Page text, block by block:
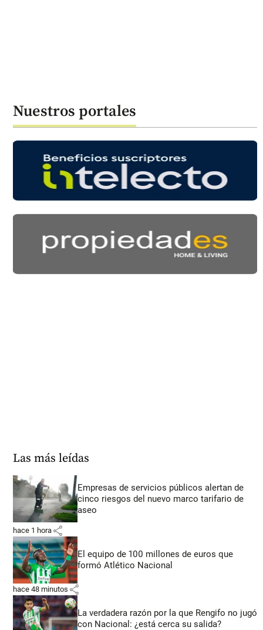
Nuestros portales
Las más leídas
Empresas de servicios públicos alertan de
cinco riesgos del nuevo marco tarifario de
aseo
hace 1 hora share
El equipo de 100 millones de euros que
formó Atlético Nacional
hace 48 minutos share
La verdadera razón por la que Rengifo no jugó
con Nacional: ¿está cerca su salida?